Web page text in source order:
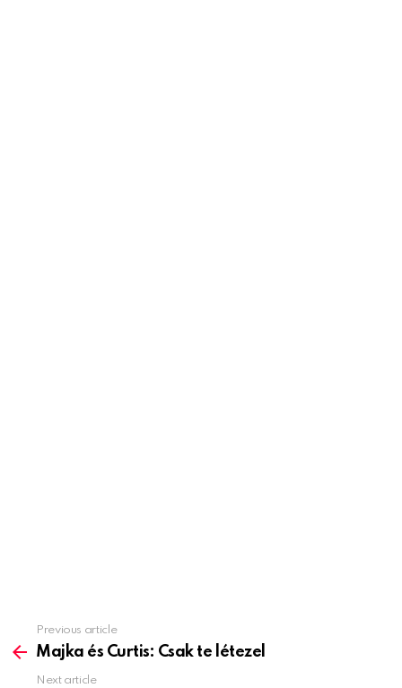
more
Previous article
Majka és Curtis: Csak te létezel
Next article